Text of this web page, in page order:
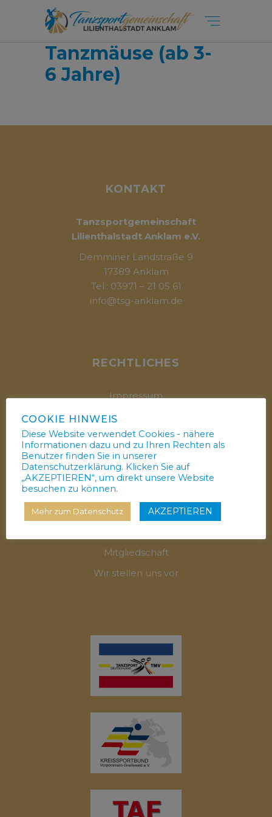
Tanzmäuse (ab 3-
6 Jahre)
KONTAKT
Tanzsportgemeinschaft
Lilienthalstadt Anklam e.V.
Demminer Landstraße 9
17389 Anklam
Tel.: 03971 – 21 05 61
info@tsg-anklam.de
RECHTLICHES
Impressum
Datenschutz
NÜTZLICHE LINKS
Formulare
Mitgliedschaft
Wir stellen uns vor
COOKIE HINWEIS
Diese Website verwendet Cookies - nähere
Informationen dazu und zu Ihren Rechten als
Benutzer finden Sie in unserer
Datenschutzerklärung. Klicken Sie auf
„AKZEPTIEREN“, um direkt unsere Website
besuchen zu können.
Mehr zum Datenschutz AKZEPTIEREN